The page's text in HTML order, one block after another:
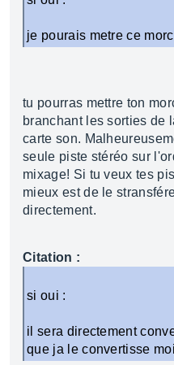
je pourais metre ce
tu pourras mettre ton
branchant les sorties de
carte son.
seule piste stéréo sur
mixage! Si tu veux tes
mieux est de le
directement.
Citation :
si oui :
il sera directement
que ja le convertisse